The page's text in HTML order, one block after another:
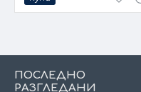
ПОСЛЕДНО
РАЗГЛЕДАНИ